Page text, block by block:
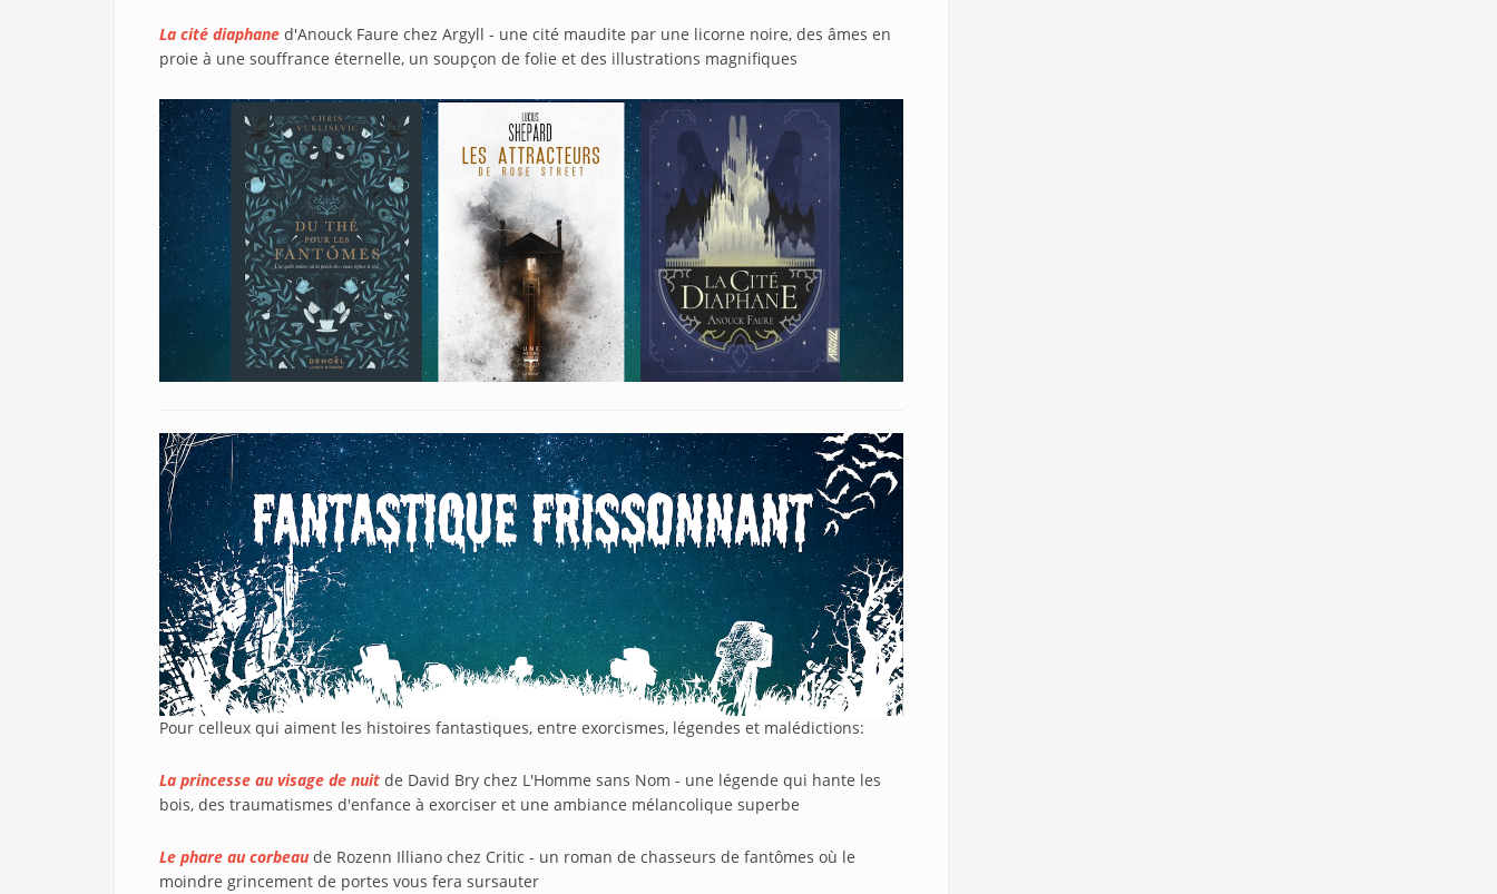
La cité diaphane d'Anouck Faure chez Argyll - une cité maudite par une licorne noire, des âmes en
proie à une souffrance éternelle, un soupçon de folie et des illustrations magnifiques
Pour celleux qui aiment les histoires fantastiques, entre exorcismes, légendes et malédictions:
La princesse au visage de nuit de David Bry chez L'Homme sans Nom - une légende qui hante les
bois, des traumatismes d'enfance à exorciser et une ambiance mélancolique superbe
Le phare au corbeau de Rozenn Illiano chez Critic - un roman de chasseurs de fantômes où le
moindre grincement de portes vous fera sursauter